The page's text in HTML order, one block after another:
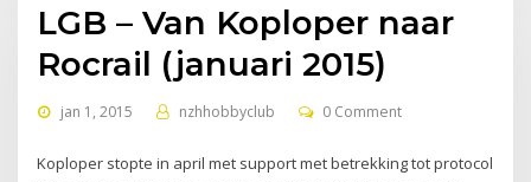
LGB – Van Koploper naar
Rocrail (januari 2015)
jan 1, 2015 nzhhobbyclub 0 Comment
Koploper stopte in april met support met betrekking tot protocol